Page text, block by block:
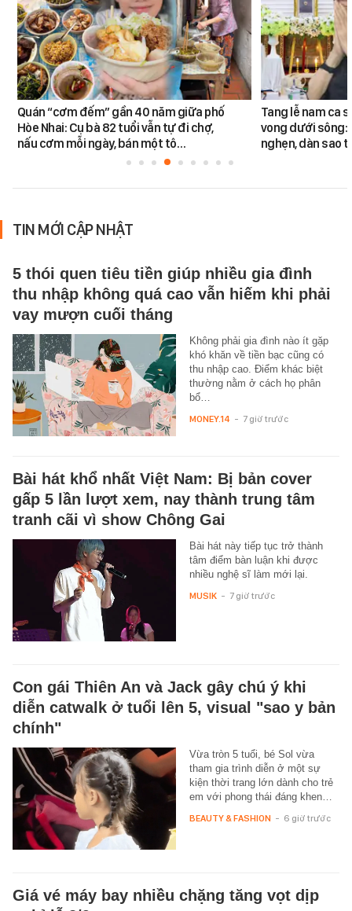
Quán “cơm đếm” gần 40 năm giữa phố
Hòe Nhai: Cụ bà 82 tuổi vẫn tự đi chợ,
nấu cơm mỗi ngày, bán một tô…
Tang lễ nam ca
vong dưới sông:
nghẹn, dàn sao
TIN MỚI CẬP NHẬT
5 thói quen tiêu tiền giúp nhiều gia đình
thu nhập không quá cao vẫn hiếm khi phải
vay mượn cuối tháng
Không phải gia đình nào ít gặp
khó khăn về tiền bạc cũng có
thu nhập cao. Điểm khác biệt
thường nằm ở cách họ phân
bổ…
MONEY.14 - 7 giờ trước
Bài hát khổ nhất Việt Nam: Bị bản cover
gấp 5 lần lượt xem, nay thành trung tâm
tranh cãi vì show Chông Gai
Bài hát này tiếp tục trở thành
tâm điểm bàn luận khi được
nhiều nghệ sĩ làm mới lại.
MUSIK - 7 giờ trước
Con gái Thiên An và Jack gây chú ý khi
diễn catwalk ở tuổi lên 5, visual "sao y bản
chính"
Vừa tròn 5 tuổi, bé Sol vừa
tham gia trình diễn ở một sự
kiện thời trang lớn dành cho trẻ
em với phong thái đáng khen…
BEAUTY & FASHION - 6 giờ trước
Giá vé máy bay nhiều chặng tăng vọt dịp